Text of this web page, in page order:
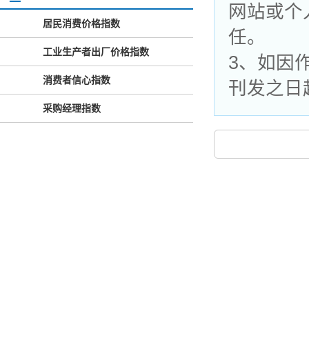
居民消费价格指数
工业生产者出厂价格指数
消费者信心指数
采购经理指数
网站或
任。
3、如因
刊发之日